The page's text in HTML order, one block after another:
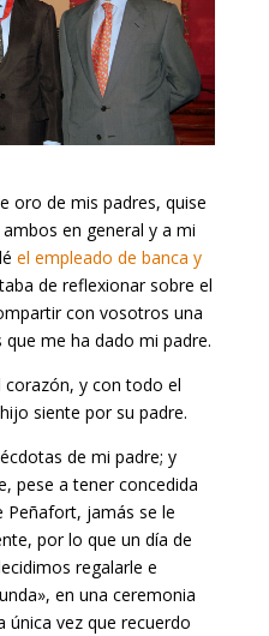
oro de mis padres, quise
en general y a mi
el empleado de banca y
de reflexionar sobre el
con vosotros una
me ha dado mi padre.
corazón, y con todo el
siente por su padre.
de mi padre; y
pese a tener concedida
Peñafort, jamás se le
por lo que un día de
regalarle e
en una ceremonia
única vez que recuerdo